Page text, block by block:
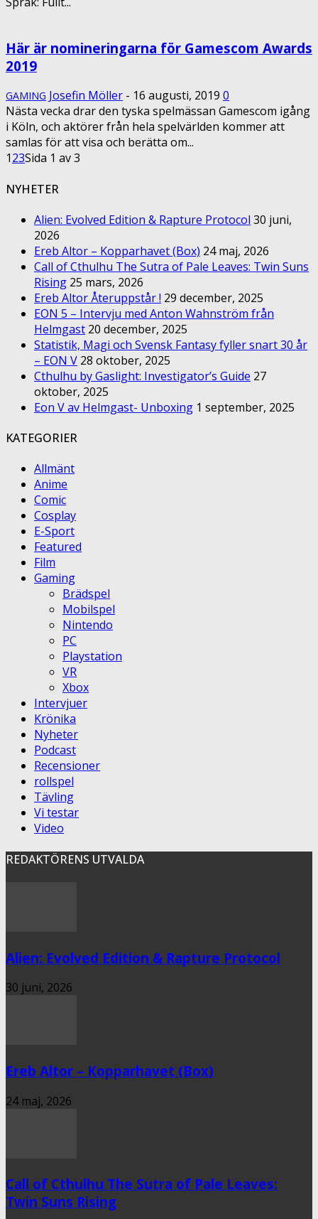
Här är nomineringarna för Gamescom Awards
2019
GAMING Josefin Möller - 16 augusti, 2019 0
Nästa vecka drar den tyska spelmässan Gamescom igång
i Köln, och aktörer från hela spelvärlden kommer att
samlas för att visa och berätta om...
123Sida 1 av 3
NYHETER
Alien: Evolved Edition & Rapture Protocol 30 juni,
2026
Ereb Altor – Kopparhavet (Box) 24 maj, 2026
Call of Cthulhu The Sutra of Pale Leaves: Twin Suns
Rising 25 mars, 2026
Ereb Altor Återuppstår ! 29 december, 2025
EON 5 – Intervju med Anton Wahnström från
Helmgast 20 december, 2025
Statistik, Magi och Svensk Fantasy fyller snart 30 år
– EON V 28 oktober, 2025
Cthulhu by Gaslight: Investigator’s Guide 27
oktober, 2025
Eon V av Helmgast- Unboxing 1 september, 2025
KATEGORIER
Allmänt
Anime
Comic
Cosplay
E-Sport
Featured
Film
Gaming
Brädspel
Mobilspel
Nintendo
PC
Playstation
VR
Xbox
Intervjuer
Krönika
Nyheter
Podcast
Recensioner
rollspel
Tävling
Vi testar
Video
REDAKTÖRENS UTVALDA
Alien: Evolved Edition & Rapture Protocol
30 juni, 2026
Ereb Altor – Kopparhavet (Box)
24 maj, 2026
Call of Cthulhu The Sutra of Pale Leaves:
Twin Suns Rising